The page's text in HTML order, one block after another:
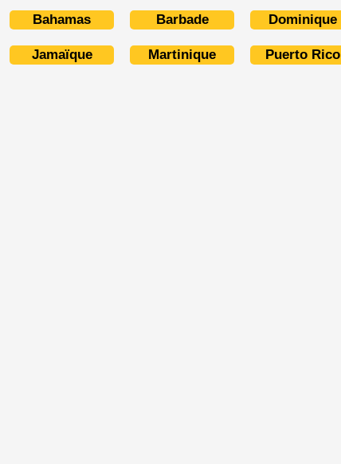
Bahamas Barbade Dominique
Jamaïque Martinique Puerto Rico